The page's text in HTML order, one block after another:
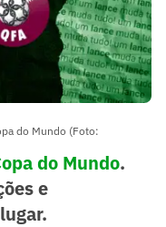
do Mundo (Foto:
do Mundo.
e